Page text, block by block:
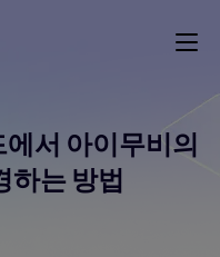
서 아이무비의
하는 방법